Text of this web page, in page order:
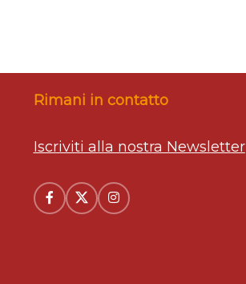
Rimani in contatto
Iscriviti alla nostra Newsletter